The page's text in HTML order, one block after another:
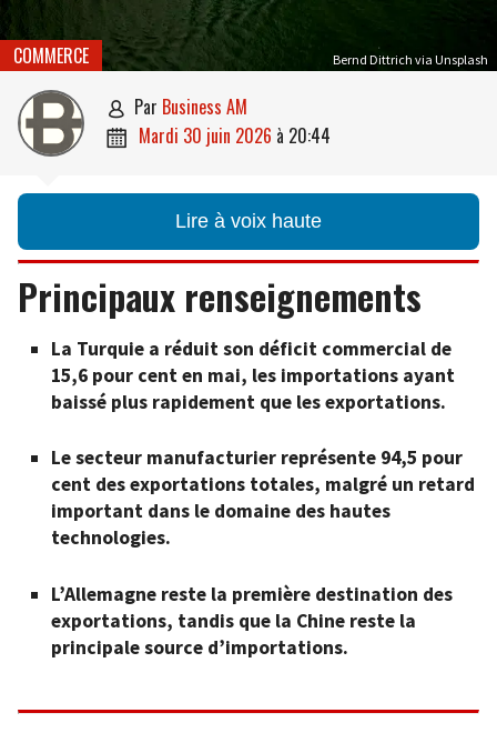
Bernd Dittrich via Unsplash
COMMERCE
 par Business AM
 mardi 30 juin 2026 à 20:44
Lire à voix haute
Principaux renseignements
La Turquie a réduit son déficit commercial de
15,6 pour cent en mai, les importations ayant
baissé plus rapidement que les exportations.
Le secteur manufacturier représente 94,5 pour
cent des exportations totales, malgré un retard
important dans le domaine des hautes
technologies.
L’Allemagne reste la première destination des
exportations, tandis que la Chine reste la
principale source d’importations.